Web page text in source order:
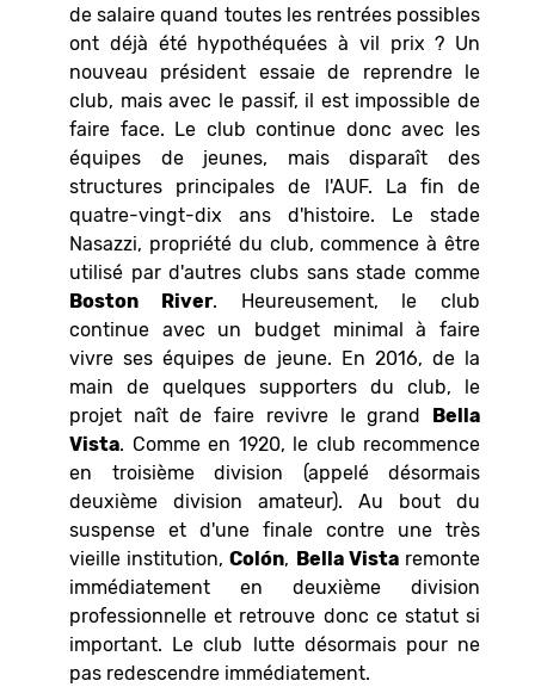
de salaire quand toutes les rentrées possibles
ont déjà été hypothéquées à vil prix ? Un
nouveau président essaie de reprendre le
club, mais avec le passif, il est impossible de
faire face. Le club continue donc avec les
équipes de jeunes, mais disparaît des
structures principales de l'AUF. La fin de
quatre-vingt-dix ans d'histoire. Le stade
Nasazzi, propriété du club, commence à être
utilisé par d'autres clubs sans stade comme
Boston River. Heureusement, le club
continue avec un budget minimal à faire
vivre ses équipes de jeune. En 2016, de la
main de quelques supporters du club, le
projet naît de faire revivre le grand Bella
Vista. Comme en 1920, le club recommence
en troisième division (appelé désormais
deuxième division amateur). Au bout du
suspense et d'une finale contre une très
vieille institution,Colón, Bella Vistaremonte
immédiatement en deuxième division
professionnelle et retrouve donc ce statut si
important. Le club lutte désormais pour ne
pas redescendre immédiatement.